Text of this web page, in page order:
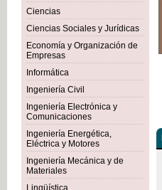
Ciencias
Ciencias Sociales y Jurídicas
Economía y Organización de
Empresas
Informática
Ingeniería Civil
Ingeniería Electrónica y
Comunicaciones
Ingeniería Energética,
Eléctrica y Motores
Ingeniería Mecánica y de
Materiales
Lingüística